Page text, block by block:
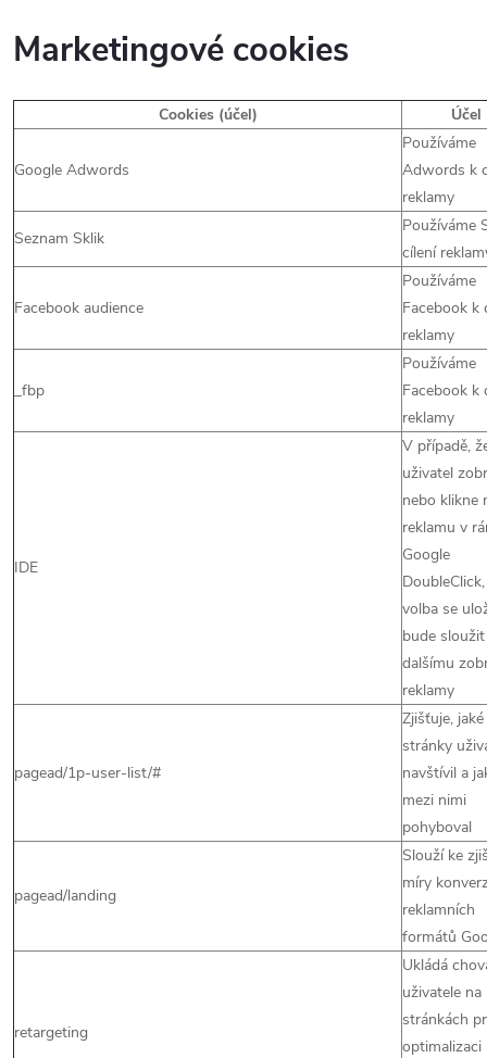
Marketingové cookies
Cookies (účel) Účel
Google Adwords
Používáme
Adwords k
reklamy
Seznam Sklik
Používáme
cílení
Facebook audience
Používáme
Facebook k
reklamy
_fbp
Používáme
Facebook k
reklamy
IDE
V případě,
uživatel
nebo klikne
reklamu v
Google
volba se
bude
dalšímu
reklamy
pagead/1p-user-list/#
Zjišťuje, jaké
stránky
navštívil a
mezi nimi
pohyboval
pagead/landing
Slouží ke
míry
reklamních
formátů
retargeting
Ukládá
uživatele na
stránkách
optimalizaci